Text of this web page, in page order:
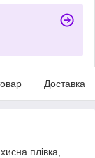
Доставка
плівка,